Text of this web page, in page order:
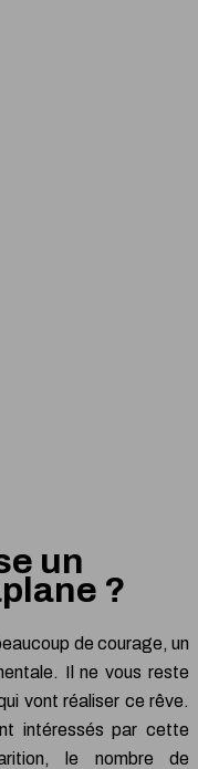
un
?
de courage, un
Il ne vous reste
vont réaliser ce rêve.
intéressés par cette
le nombre de